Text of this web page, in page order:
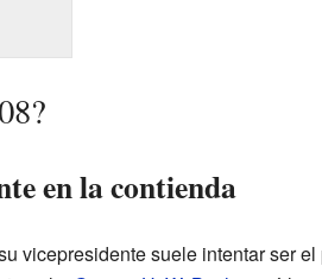
en la contienda
vicepresidente suele intentar ser